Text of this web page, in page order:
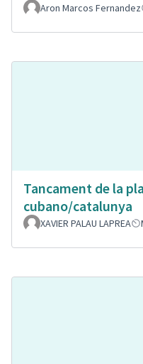
Aron Marcos Fernandez
Tancament de la
cubano/catalunya
XAVIER PALAU LAPREA